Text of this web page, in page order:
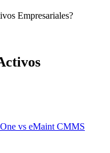
Empresariales?
vs eMaint CMMS